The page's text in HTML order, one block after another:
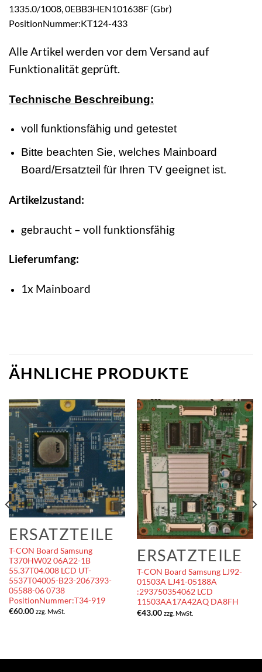
1335.0/1008, 0EBB3HEN101638F (Gbr)
PositionNummer:KT124-433
Alle Artikel werden vor dem Versand auf
Funktionalität geprüft.
Technische Beschreibung:
voll funktionsfähig und getestet
Bitte beachten Sie, welches Mainboard
Board/Ersatzteil für Ihren TV geeignet ist.
Artikelzustand:
gebraucht – voll funktionsfähig
Lieferumfang:
1x Mainboard
ÄHNLICHE PRODUKTE
ERSATZTEILE
T-CON Board Samsung
T370HW02 06A22-1B
55.37T04.008 LCD UT-
5537T04005-B23-2067393-
05588-06 0738
PositionNummer:T34-919
€60.00 zzg. MwSt.
ERSATZTEILE
T-CON Board Samsung LJ92-
01503A LJ41-05188A
:293750354062 LCD
11503AA17A42AQ DA8FH
€43.00 zzg. MwSt.